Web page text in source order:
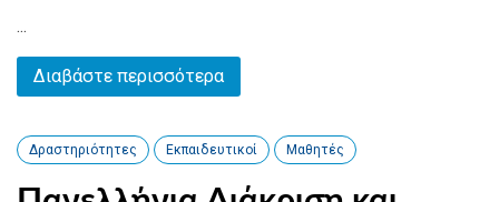
...
Διαβάστε περισσότερα
Δραστηριότητες Εκπαιδευτικοί Μαθητές